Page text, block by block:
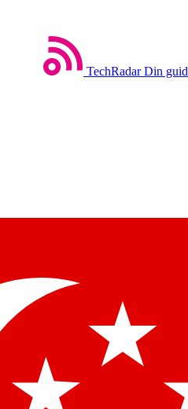
TechRadar Din